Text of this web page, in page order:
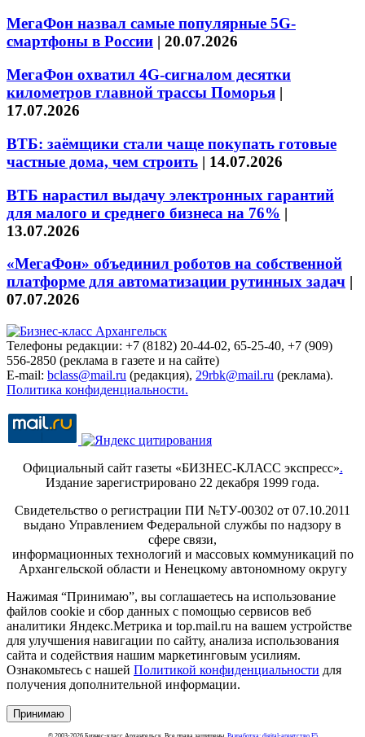
МегаФон назвал самые популярные 5G-
смартфоны в России | 20.07.2026
МегаФон охватил 4G-сигналом десятки
километров главной трассы Поморья |
17.07.2026
ВТБ: заёмщики стали чаще покупать готовые
частные дома, чем строить | 14.07.2026
ВТБ нарастил выдачу электронных гарантий
для малого и среднего бизнеса на 76% |
13.07.2026
«МегаФон» объединил роботов на собственной
платформе для автоматизации рутинных задач |
07.07.2026
Телефоны редакции: +7 (8182) 20-44-02, 65-25-40, +7 (909)
556-2850 (реклама в газете и на сайте)
E-mail: bclass@mail.ru (редакция), 29rbk@mail.ru (реклама).
Политика конфиденциальности.
Официальный сайт газеты «БИЗНЕС-КЛАСС экспресс».
Издание зарегистрировано 22 декабря 1999 года.
Свидетельство о регистрации ПИ №ТУ-00302 от 07.10.2011
выдано Управлением Федеральной службы по надзору в
сфере связи,
информационных технологий и массовых коммуникаций по
Архангельской области и Ненецкому автономному округу
Нажимая “Принимаю”, вы соглашаетесь на использование
файлов cookie и сбор данных с помощью сервисов веб
аналитики Яндекс.Метрика и top.mail.ru на вашем устройстве
для улучшения навигации по сайту, анализа использования
сайта и содействия нашим маркетинговым усилиям.
Ознакомьтесь с нашей Политикой конфиденциальности для
получения дополнительной информации.
Принимаю